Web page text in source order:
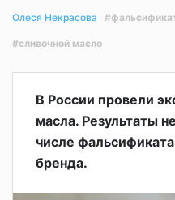
Олеся Некрасова
#сливочной масло
В России провели
масла. Результаты
числе
бренда.